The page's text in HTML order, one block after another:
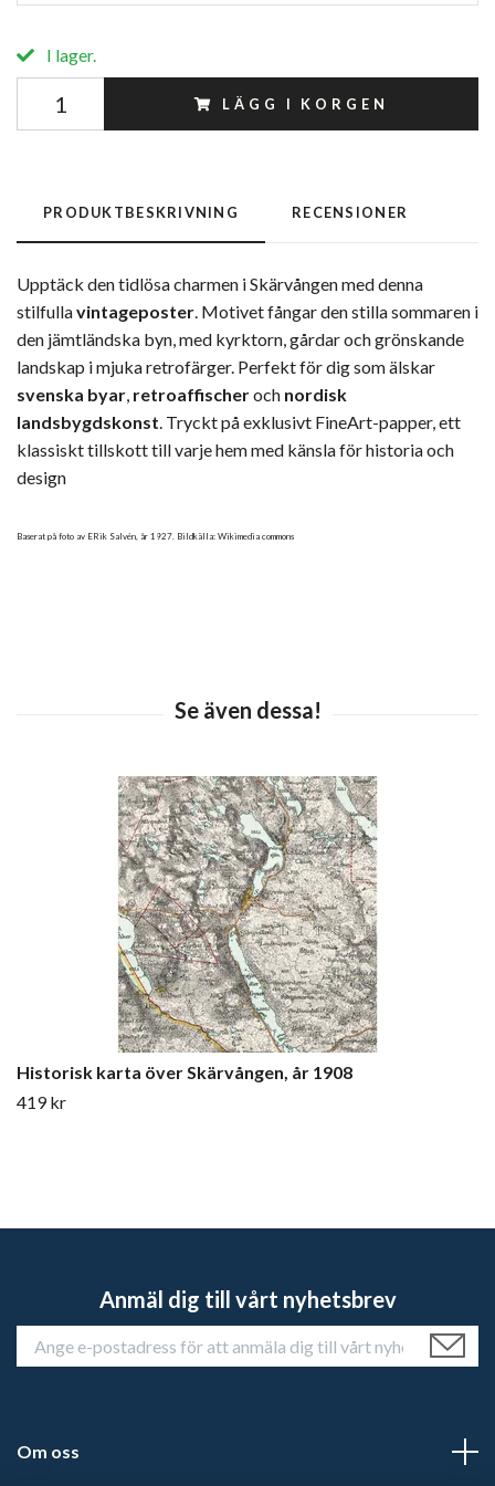
I lager.
LÄGG I KORGEN
PRODUKTBESKRIVNING RECENSIONER
Upptäck den tidlösa charmen i Skärvången med denna
stilfullavintageposter. Motivet fångar den stilla sommaren i
den jämtländska byn, med kyrktorn, gårdar och grönskande
landskap i mjuka retrofärger. Perfekt för dig som älskar
svenska byar, retroaffischeroch nordisk
landsbygdskonst. Tryckt på exklusivt FineArt-papper, ett
klassiskt tillskott till varje hem med känsla för historia och
design
Baserat på foto av ERik Salvén, år 1927. Bildkälla: Wikimedia commons
Historisk karta över Skärvången, år 1908
419 kr
Anmäl dig till vårt nyhetsbrev
Om oss